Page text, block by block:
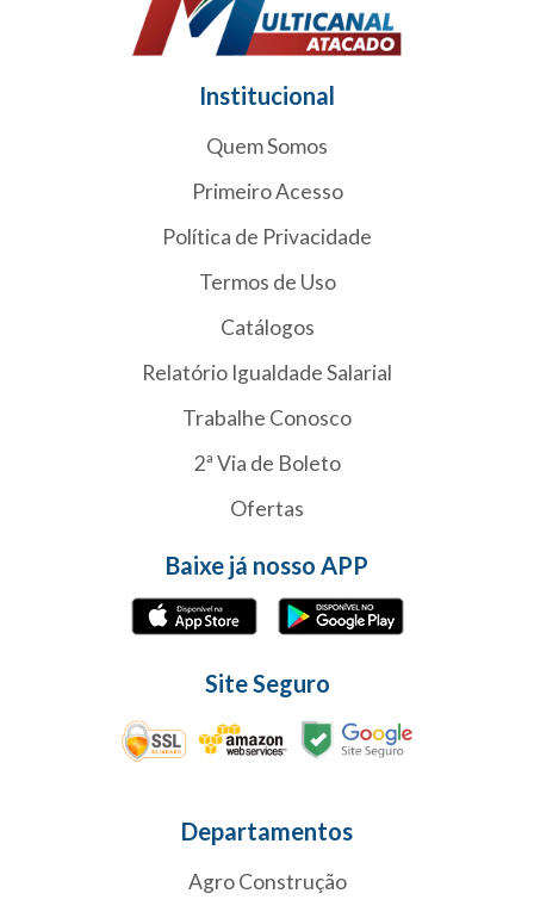
Institucional
Quem Somos
Primeiro Acesso
Política de Privacidade
Termos de Uso
Catálogos
Relatório Igualdade Salarial
Trabalhe Conosco
2ª Via de Boleto
Ofertas
Baixe já nosso APP
Site Seguro
Departamentos
Agro Construção